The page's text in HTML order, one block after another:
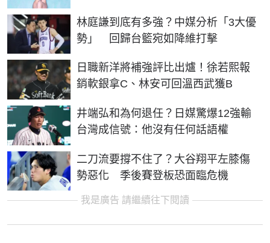
林庭謙到底有多強？中媒分析「3大優
勢」 回歸台籃宛如降維打擊
日職新洋將補強評比出爐！徐若熙報
銷軟銀拿C、林安可回溫西武獲B
井端弘和為何退任？日媒驚爆12強輸
台灣成信號：他沒有任何話語權
二刀流要撐不住了？大谷翔平左膝傷
勢惡化 季後賽登板恐面臨危機
我是廣告 請繼續往下閱讀